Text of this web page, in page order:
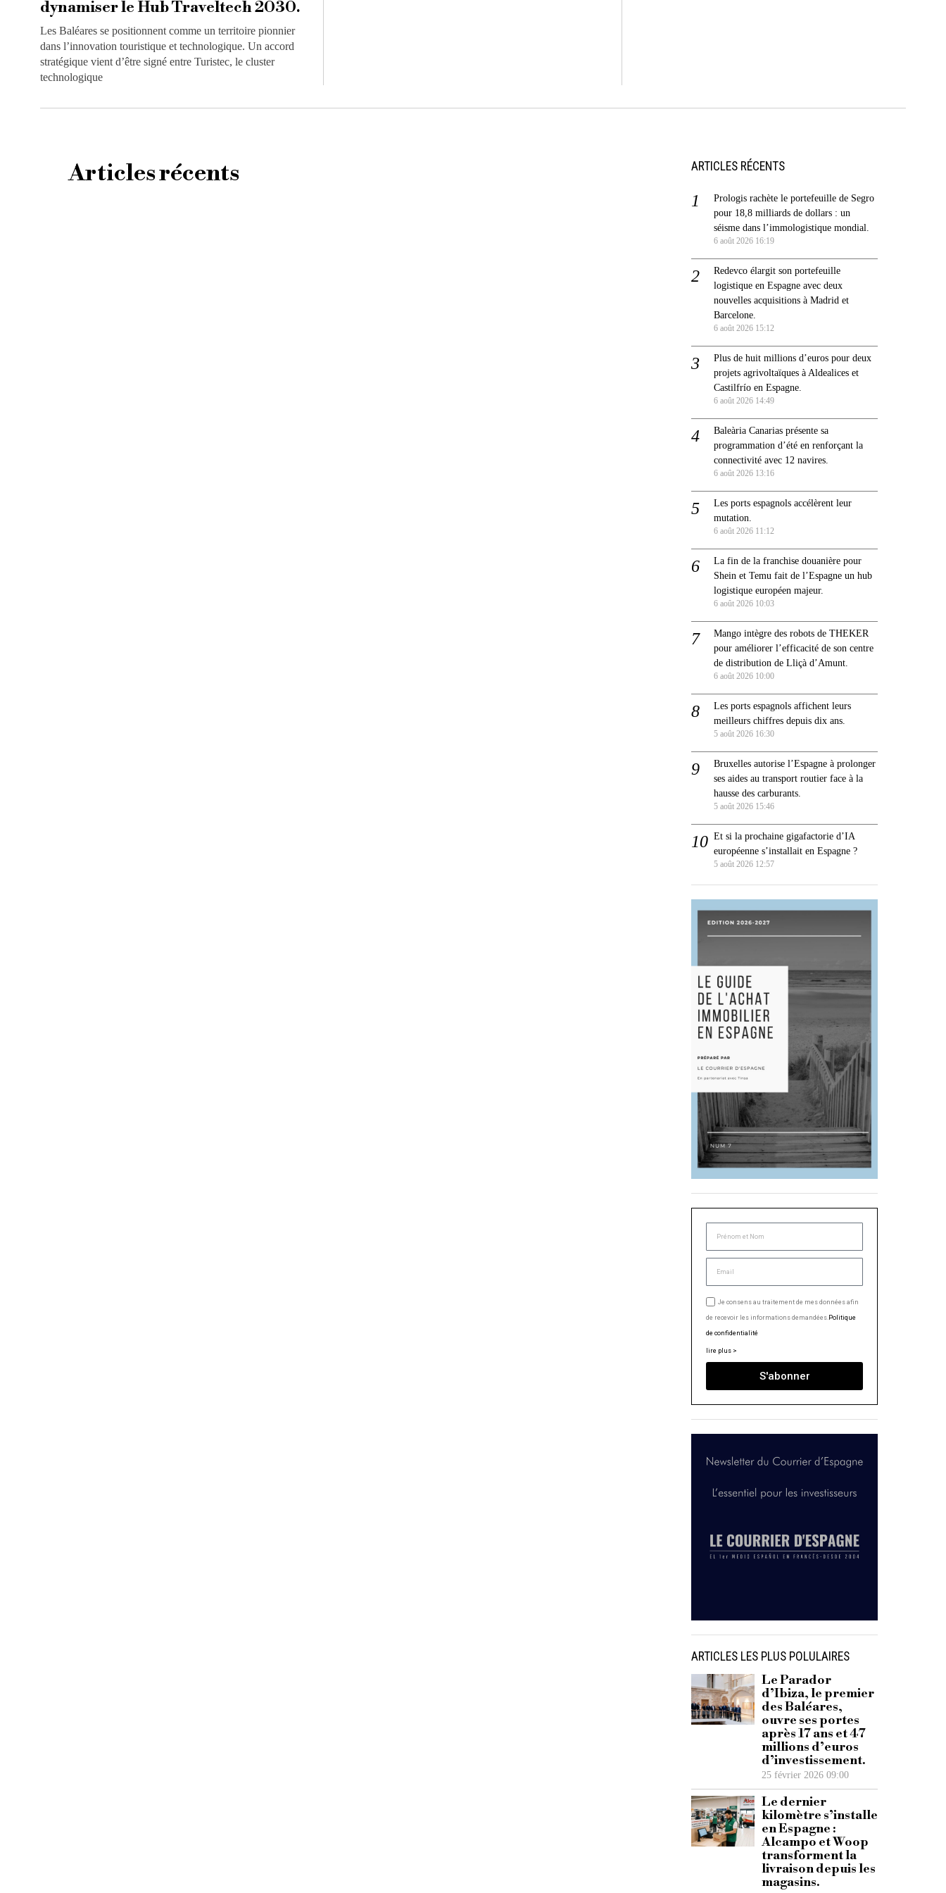
dynamiser le Hub Traveltech 2030.
Les Baléares se positionnent comme un territoire pionnier
dans l’innovation touristique et technologique. Un accord
stratégique vient d’être signé entre Turistec, le cluster
technologique
Articles récents ARTICLES RÉCENTS
Prologis rachète le portefeuille de Segro
pour 18,8 milliards de dollars : un
séisme dans l’immologistique mondial.
6 août 2026 16:19
Redevco élargit son portefeuille
logistique en Espagne avec deux
nouvelles acquisitions à Madrid et
Barcelone.
6 août 2026 15:12
Plus de huit millions d’euros pour deux
projets agrivoltaïques à Aldealices et
Castilfrío en Espagne.
6 août 2026 14:49
Baleària Canarias présente sa
programmation d’été en renforçant la
connectivité avec 12 navires.
6 août 2026 13:16
Les ports espagnols accélèrent leur
mutation.
6 août 2026 11:12
La fin de la franchise douanière pour
Shein et Temu fait de l’Espagne un hub
logistique européen majeur.
6 août 2026 10:03
Mango intègre des robots de THEKER
pour améliorer l’efficacité de son centre
de distribution de Lliçà d’Amunt.
6 août 2026 10:00
Les ports espagnols affichent leurs
meilleurs chiffres depuis dix ans.
5 août 2026 16:30
Bruxelles autorise l’Espagne à prolonger
ses aides au transport routier face à la
hausse des carburants.
5 août 2026 15:46
Et si la prochaine gigafactorie d’IA
européenne s’installait en Espagne ?
5 août 2026 12:57
Je consens au traitement de mes données afin
de recevoir les informations demandées.Politique
de confidentialité
lire plus >
S'abonner
ARTICLES LES PLUS POLULAIRES
Le Parador
d’Ibiza, le premier
des Baléares,
ouvre ses portes
après 17 ans et 47
millions d’euros
d’investissement.
25 février 2026 09:00
Le dernier
kilomètre s’installe
en Espagne :
Alcampo et Woop
transforment la
livraison depuis les
magasins.